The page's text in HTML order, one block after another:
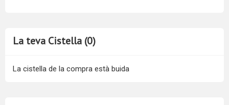
La teva Cistella (0)
La cistella de la compra està buida